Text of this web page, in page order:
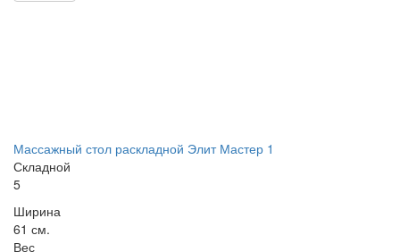
Массажный стол раскладной Элит Мастер 1
Складной
5
Ширина
61 см.
Вес